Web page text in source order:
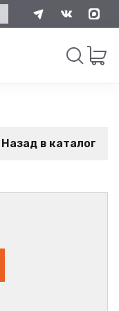
Назад в каталог